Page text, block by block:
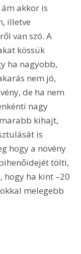
akkor is
illetve
van szó. A
kössük
ha nagyobb,
nem jó,
de ha nem
nagy
kihajt,
is
hogy a növény
tölti,
hogy ha kint –20
melegebb